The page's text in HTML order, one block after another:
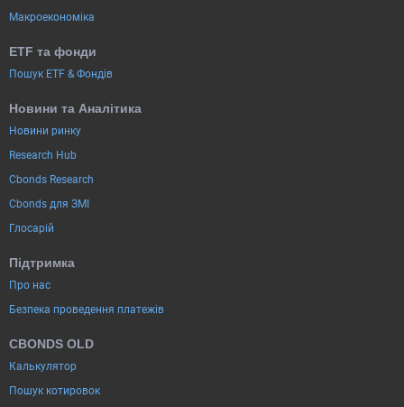
Макроекономіка
ETF та фонди
Пошук ETF & Фондів
Новини та Аналітика
Новини ринку
Research Hub
Cbonds Research
Cbonds для ЗМІ
Глосарій
Підтримка
Про нас
Безпека проведення платежів
CBONDS OLD
Калькулятор
Пошук котировок